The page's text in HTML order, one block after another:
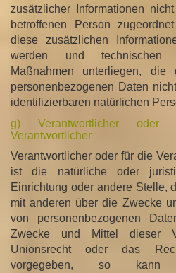
zusätzlicher Informationen
betroffenen Person
diese zusätzlichen
werden und technischen
Maßnahmen unterliegen, die
personenbezogenen Daten
identifizierbaren natürlichen
g) Verantwortlicher oder
Verantwortlicher
Verantwortlicher oder für die
ist die natürliche oder
Einrichtung oder andere Stelle,
mit anderen über die Zwecke
von personenbezogenen
Zwecke und Mittel dieser
Unionsrecht oder das
vorgegeben, so kann